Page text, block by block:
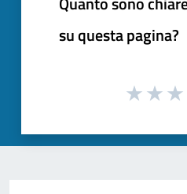
su questa pagina?